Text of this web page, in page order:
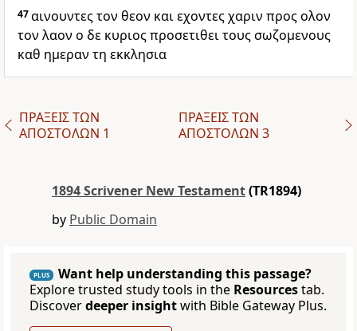
47αινουντες τον θεον και εχοντες χαριν προς ολον
τον λαον ο δε κυριος προσετιθει τους σωζομενους
καθ ημεραν τη εκκλησια
ΠΡΑΞΕΙΣ ΤΩΝ
ΑΠΟΣΤΟΛΩΝ 1
ΠΡΑΞΕΙΣ ΤΩΝ
ΑΠΟΣΤΟΛΩΝ 3
1894 Scrivener New Testament(TR1894)
by Public Domain
PLUS
Want help understanding this passage?
Explore trusted study tools in the Resourcestab.
Discoverdeeper insightwith Bible Gateway Plus.